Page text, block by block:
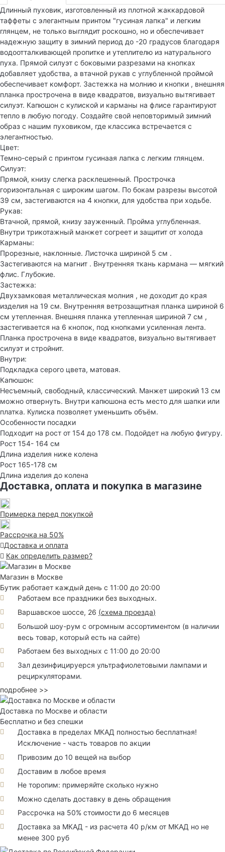
Длинный пуховик, изготовленный из плотной жаккардовой
таффеты с элегантным принтом "гусиная лапка" и легким
глянцем, не только выглядит роскошно, но и обеспечивает
надежную защиту в зимний период до -20 градусов благодаря
водоотталкивающей пропитке и утеплителю из натурального
пуха. Прямой силуэт с боковыми разрезами на кнопках
добавляет удобства, а втачной рукав с углубленной проймой
обеспечивает комфорт. Застежка на молнию и кнопки , внешняя
планка прострочена в виде квадратов, визуально вытягивает
силуэт. Капюшон с кулиской и карманы на флисе гарантируют
тепло в любую погоду. Создайте свой неповторимый зимний
образ с нашим пуховиком, где классика встречается с
элегантностью.
Цвет:
Темно-серый с принтом гусинаая лапка с легким глянцем.
Силуэт:
Прямой, книзу слегка расклешенный. Прострочка
горизонтальная с широким шагом. По бокам разрезы высотой
39 см, застегиваются на 4 кнопки, для удобства при ходьбе.
Рукав:
Втачной, прямой, книзу зауженный. Пройма углубленная.
Внутри трикотажный манжет согреет и защитит от холода
Карманы:
Прорезные, наклонные. Листочка шириной 5 см .
Застегиваются на магнит . Внутренняя ткань кармана — мягкий
флис. Глубокие.
Застежка:
Двухзамковая металлическая молния , не доходит до края
изделия на 19 см. Внутренняя ветрозащитная планка шириной 6
см утепленная. Внешняя планка утепленная шириной 7 см ,
застегивается на 6 кнопок, под кнопками усиленная лента.
Планка прострочена в виде квадратов, визуально вытягивает
силуэт и стройнит.
Внутри:
Подкладка серого цвета, матовая.
Капюшон:
Несъемный, свободный, классический. Манжет широкий 13 см
можно отвернуть. Внутри капюшона есть место для шапки или
платка. Кулиска позволяет уменьшить объём.
Особенности посадки
Подходит на рост от 154 до 178 см. Подойдет на любую фигуру.
Рост 154- 164 см
Длина изделия ниже колена
Рост 165-178 см
Длина изделия до колена
Доставка, оплата и покупка в магазине
Примерка перед покупкой
Рассрочка на 50%
Доставка и оплата
Как определить размер?
Магазин в Москве
Бутик работает каждый день с 11:00 до 20:00
Работаем все праздники без выходных.
Варшавское шоссе, 26 (схема проезда)
Большой шоу-рум с огромным ассортиментом (в наличии
весь товар, который есть на сайте)
Работаем без выходных с 11:00 до 20:00
Зал дезинфицируерся ультрафиолетовыми лампами и
рециркуляторами.
подробнее >>
Доставка по Москве и области
Бесплатно и без спешки
Доставка в пределах МКАД полностью бесплатная!
Исключение - часть товаров по акции
Привозим до 10 вещей на выбор
Доставим в любое время
Не торопим: примеряйте сколько нужно
Можно сделать доставку в день обращения
Рассрочка на 50% стоимости до 6 месяцев
Доставка за МКАД - из расчета 40 р/км от МКАД но не
менее 300 руб